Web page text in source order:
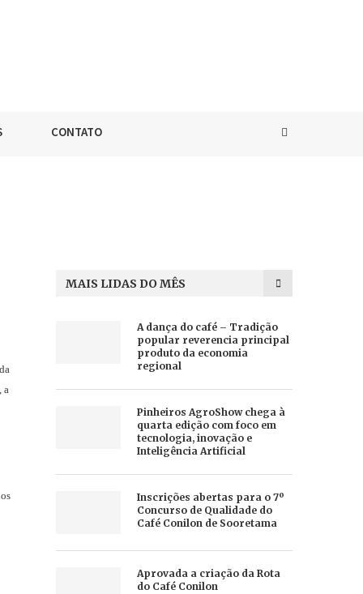
CONTATO
a
MAIS LIDAS DO MÊS
A dança do café – Tradição
popular reverencia principal
produto da economia
regional
Pinheiros AgroShow chega à
quarta edição com foco em
tecnologia, inovação e
Inteligência Artificial
Inscrições abertas para o 7º
Concurso de Qualidade do
Café Conilon de Sooretama
Aprovada a criação da Rota
do Café Conilon